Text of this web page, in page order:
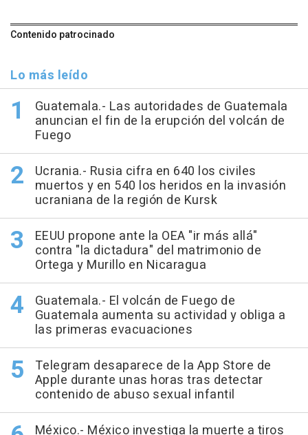
Contenido patrocinado
Lo más leído
Guatemala.- Las autoridades de Guatemala
anuncian el fin de la erupción del volcán de
Fuego
Ucrania.- Rusia cifra en 640 los civiles
muertos y en 540 los heridos en la invasión
ucraniana de la región de Kursk
EEUU propone ante la OEA "ir más allá"
contra "la dictadura" del matrimonio de
Ortega y Murillo en Nicaragua
Guatemala.- El volcán de Fuego de
Guatemala aumenta su actividad y obliga a
las primeras evacuaciones
Telegram desaparece de la App Store de
Apple durante unas horas tras detectar
contenido de abuso sexual infantil
México.- México investiga la muerte a tiros